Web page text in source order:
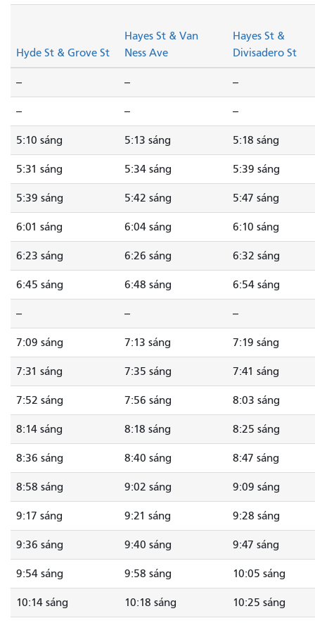
Hyde St & Grove St
Hayes St & Van
Ness Ave
Hayes St &
Divisadero St
-- -- --
-- -- --
5:10 sáng 5:13 sáng 5:18 sáng
5:31 sáng 5:34 sáng 5:39 sáng
5:39 sáng 5:42 sáng 5:47 sáng
6:01 sáng 6:04 sáng 6:10 sáng
6:23 sáng 6:26 sáng 6:32 sáng
6:45 sáng 6:48 sáng 6:54 sáng
-- -- --
7:09 sáng 7:13 sáng 7:19 sáng
7:31 sáng 7:35 sáng 7:41 sáng
7:52 sáng 7:56 sáng 8:03 sáng
8:14 sáng 8:18 sáng 8:25 sáng
8:36 sáng 8:40 sáng 8:47 sáng
8:58 sáng 9:02 sáng 9:09 sáng
9:17 sáng 9:21 sáng 9:28 sáng
9:36 sáng 9:40 sáng 9:47 sáng
9:54 sáng 9:58 sáng 10:05 sáng
10:14 sáng 10:18 sáng 10:25 sáng